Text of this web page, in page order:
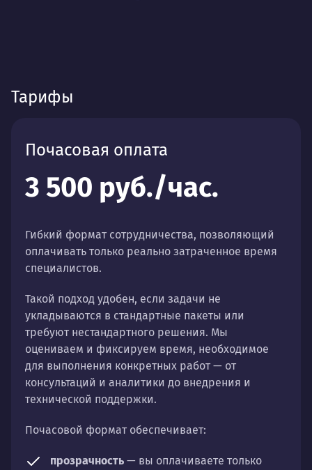
Тарифы
Почасовая оплата
3 500 руб./час.
Гибкий формат сотрудничества, позволяющий
оплачивать только реально затраченное время
специалистов.
Такой подход удобен, если задачи не
укладываются в стандартные пакеты или
требуют нестандартного решения. Мы
оцениваем и фиксируем время, необходимое
для выполнения конкретных работ — от
консультаций и аналитики до внедрения и
технической поддержки.
Почасовой формат обеспечивает:
прозрачность — вы оплачиваете только